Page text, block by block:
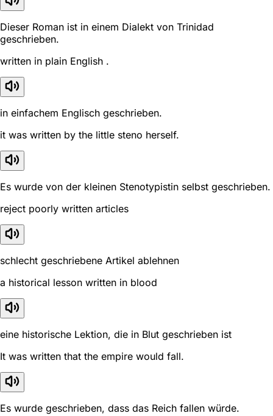
Dieser Roman ist in einem Dialekt von Trinidad
geschrieben.
written in plain English .
in einfachem Englisch geschrieben.
it was written by the little steno herself.
Es wurde von der kleinen Stenotypistin selbst geschrieben.
reject poorly written articles
schlecht geschriebene Artikel ablehnen
a historical lesson written in blood
eine historische Lektion, die in Blut geschrieben ist
It was written that the empire would fall.
Es wurde geschrieben, dass das Reich fallen würde.